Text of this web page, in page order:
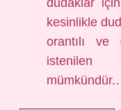
dudaklar
kesinlikle
orantılı ve
istenilen